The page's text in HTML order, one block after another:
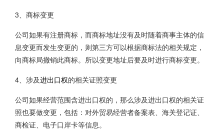
3、商标变更
公司如果有注册商标，而商标地址没有及时随着商事主体的信
息变更而发生变更的，则第三方可以根据商标法的相关规定，
向商标局撤销此商标。所以变更地址后要及时进行商标变更。
4、涉及进出口权的相关证照变更
公司如果经营范围含进出口权的，那么涉及进出口权的相关证
照也要做变更，包括：对外贸易经营者备案表、海关登记证、
商检证、电子口岸卡等信息。